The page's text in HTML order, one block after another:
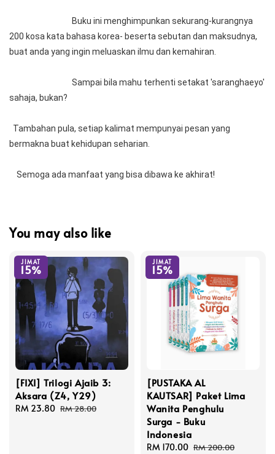
Buku ini menghimpunkan sekurang-kurangnya
200 kosa kata bahasa korea- beserta sebutan dan maksudnya,
buat anda yang ingin meluaskan ilmu dan kemahiran.
Sampai bila mahu terhenti setakat 'saranghaeyo'
sahaja, bukan?
Tambahan pula, setiap kalimat mempunyai pesan yang
bermakna buat kehidupan seharian.
Semoga ada manfaat yang bisa dibawa ke akhirat!
You may also like
JIMAT
15%
[FIXI] Trilogi Ajaib 3:
Aksara (Z4, Y29)
Sale
RM 23.80 Regular
RM 28.00
JIMAT
15%
[PUSTAKA AL
KAUTSAR] Paket Lima
Wanita Penghulu
Surga - Buku
Indonesia
Sale
RM 170.00 Regular
RM 200.00